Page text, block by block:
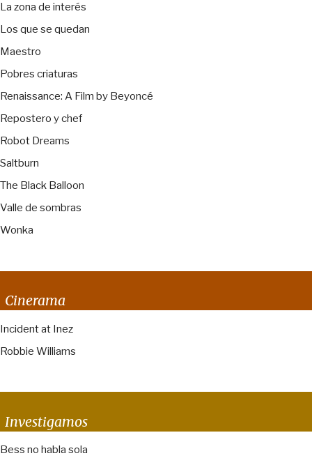
La zona de interés
Los que se quedan
Maestro
Pobres criaturas
Renaissance: A Film by Beyoncé
Repostero y chef
Robot Dreams
Saltburn
The Black Balloon
Valle de sombras
Wonka
Cinerama
Incident at Inez
Robbie Williams
Investigamos
Bess no habla sola